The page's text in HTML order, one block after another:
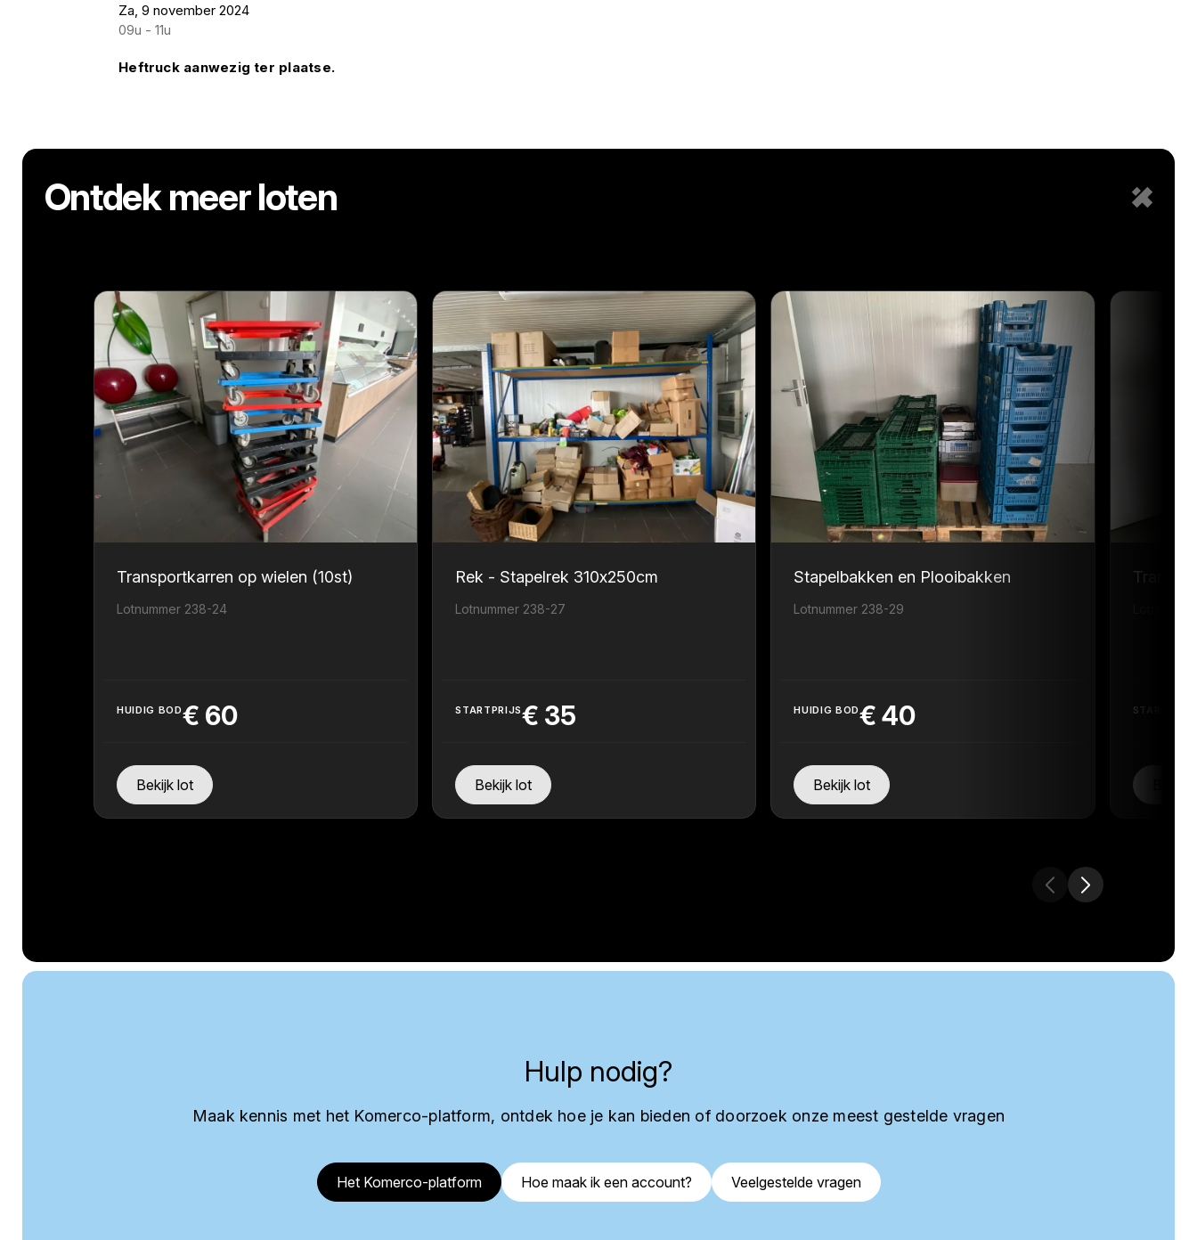
Za, 9 november 2024
09u - 11u
Heftruck aanwezig ter plaatse.
Ontdek meer loten
Transportkarren op wielen (10st)
Lotnummer 238-24
HUIDIG BOD€ 60
Bekijk lot
Rek - Stapelrek 310x250cm
Lotnummer 238-27
STARTPRIJS€ 35
Bekijk lot
Stapelbakken en Plooibakken
Lotnummer 238-29
HUIDIG BOD€40
Bekijk lot
Hulp nodig?
Maak kennis met het Komerco-platform, ontdek hoe je kan bieden of doorzoek onze meest gestelde vragen
Het Komerco-platform Hoe maak ik een account? Veelgestelde vragen